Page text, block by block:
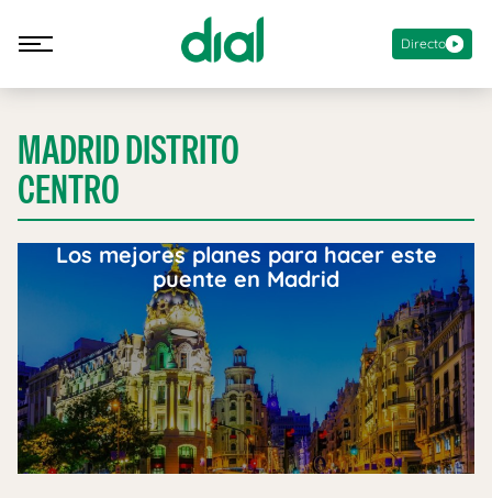
Directo
MADRID DISTRITO
CENTRO
Los mejores planes para hacer este
puente en Madrid